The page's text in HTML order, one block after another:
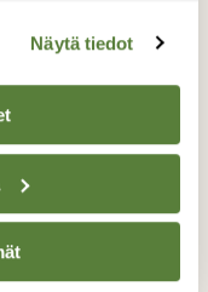
Näytä tiedot